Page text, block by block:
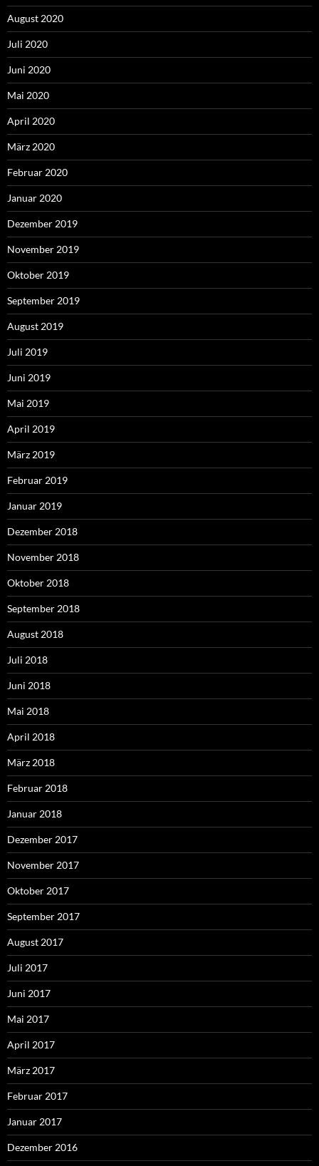
August 2020
Juli 2020
Juni 2020
Mai 2020
April 2020
März 2020
Februar 2020
Januar 2020
Dezember 2019
November 2019
Oktober 2019
September 2019
August 2019
Juli 2019
Juni 2019
Mai 2019
April 2019
März 2019
Februar 2019
Januar 2019
Dezember 2018
November 2018
Oktober 2018
September 2018
August 2018
Juli 2018
Juni 2018
Mai 2018
April 2018
März 2018
Februar 2018
Januar 2018
Dezember 2017
November 2017
Oktober 2017
September 2017
August 2017
Juli 2017
Juni 2017
Mai 2017
April 2017
März 2017
Februar 2017
Januar 2017
Dezember 2016